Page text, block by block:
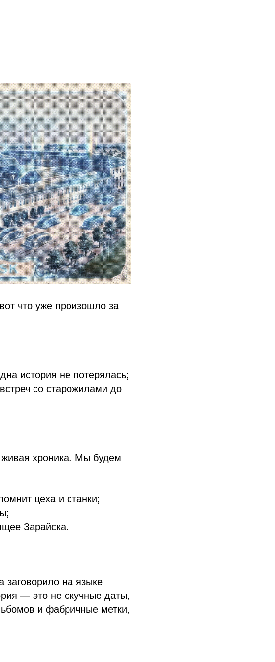
что уже произошло за
история не потерялась;
со старожилами до
хроника. Мы будем
цеха и станки;
Зарайска.
заговорило на языке
— это не скучные даты,
и фабричные метки,